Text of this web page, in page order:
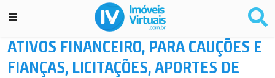
ATIVOS FINANCEIRO, PARA CAUÇÕES E
FIANÇAS, LICITAÇÕES, APORTES DE